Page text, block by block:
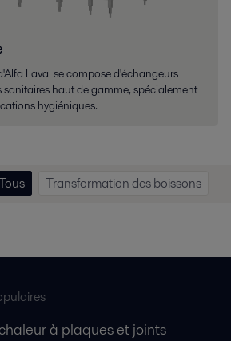
Laval se compose d'échangeurs
haut de gamme, spécialement
hygiéniques.
Transformation des boissons
à plaques et joints